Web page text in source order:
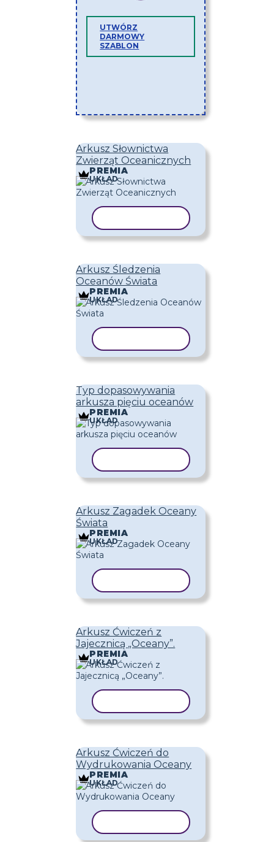
UTWÓRZ
DARMOWY
SZABLON
Arkusz Słownictwa
Zwierząt Oceanicznych
PREMIA
UKŁAD
Arkusz Śledzenia
Oceanów Świata
PREMIA
UKŁAD
Typ dopasowywania
arkusza pięciu oceanów
PREMIA
UKŁAD
Arkusz Zagadek Oceany
Świata
PREMIA
UKŁAD
Arkusz Ćwiczeń z
Jajecznicą „Oceany”.
PREMIA
UKŁAD
Arkusz Ćwiczeń do
Wydrukowania Oceany
PREMIA
UKŁAD